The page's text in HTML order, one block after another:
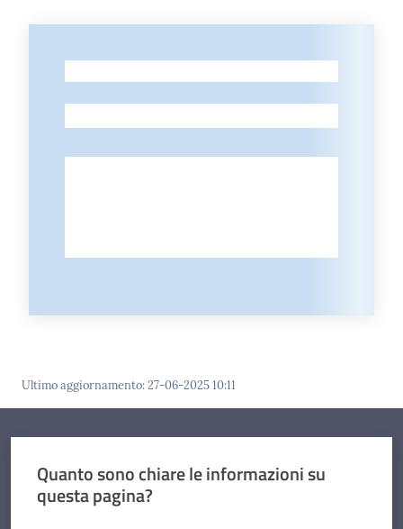
-
Ultimo aggiornamento:27-06-2025 10:11
Quanto sono chiare le informazioni su
questa pagina?